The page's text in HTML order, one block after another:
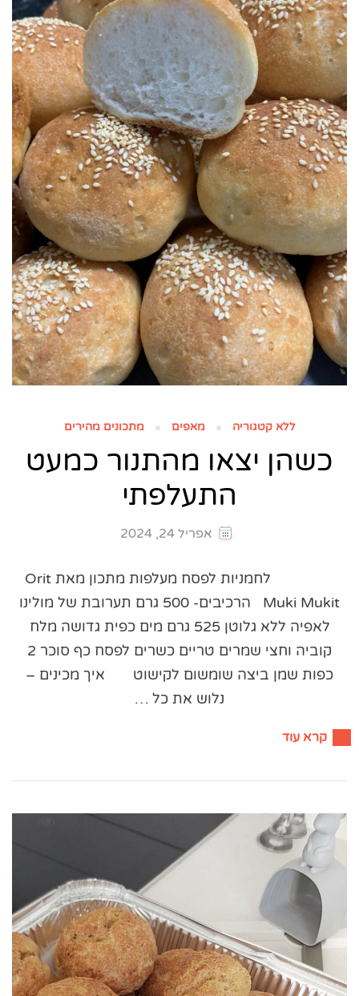
ללא קטגוריה מאפים מתכונים מהירים
כשהן יצאו מהתנור כמעט
התעלפתי
אפריל 24, 2024
לחמניות לפסח מעלפות מתכון מאת Orit
Muki Mukit הרכיבים- 500 גרם תערובת של מולינו
לאפיה ללא גלוטן 525 גרם מים כפית גדושה מלח
קוביה וחצי שמרים טריים כשרים לפסח כף סוכר 2
כפות שמן ביצה שומשום לקישוט איך מכינים –
נלוש את כל …
קרא עוד